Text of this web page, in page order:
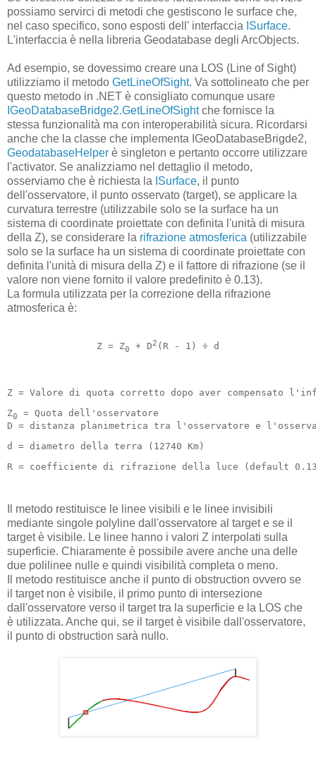
possiamo servirci di metodi che gestiscono le surface che,
nel caso specifico, sono esposti dell' interfaccia ISurface.
L'interfaccia è nella libreria Geodatabase degli ArcObjects.
Ad esempio, se dovessimo creare una LOS (Line of Sight)
utilizziamo il metodo GetLineOfSight. Va sottolineato che per
questo metodo in .NET è consigliato comunque usare
IGeoDatabaseBridge2.GetLineOfSightche fornisce la
stessa funzionalità ma con interoperabilità sicura. Ricordarsi
anche che la classe che implementa IGeoDatabaseBrigde2,
GeodatabaseHelper è singleton e pertanto occorre utilizzare
l'activator. Se analizziamo nel dettaglio il metodo,
osserviamo che è richiesta la ISurface, il punto
dell'osservatore, il punto osservato (target), se applicare la
curvatura terrestre (utilizzabile solo se la surface ha un
sistema di coordinate proiettate con definita l'unità di misura
della Z), se considerare la rifrazione atmosferica (utilizzabile
solo se la surface ha un sistema di coordinate proiettate con
definita l'unità di misura della Z) e il fattore di rifrazione (se il
valore non viene fornito il valore predefinito è 0.13).
La formula utilizzata per la correzione della rifrazione
atmosferica è:
Z = Z0 + D2 (R - 1) ÷ d
Z = Valore di quota corretto dopo aver compensato
Z0
= Quota dell'osservatore
D = distanza planimetrica tra l'osservatore e
d = diametro della terra (12740 Km)
R = coefficiente di rifrazione della luce (default
Il metodo restituisce le linee visibili e le linee invisibili
mediante singole polyline dall'osservatore al target e se il
target è visibile. Le linee hanno i valori Z interpolati sulla
superficie. Chiaramente è possibile avere anche una delle
due polilinee nulle e quindi visibilità completa o meno.
Il metodo restituisce anche il punto di obstruction ovvero se
il target non è visibile, il primo punto di intersezione
dall'osservatore verso il target tra la superficie e la LOS che
è utilizzata. Anche qui, se il target è visibile dall'osservatore,
il punto di obstruction sarà nullo.